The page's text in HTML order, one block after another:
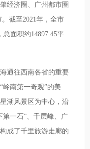
经济圈、广州都市圈
截至2021年，全市
面积约14897.45平
通往西南各省的重要
南第一奇观”的美
湖风景区为中心，沿
第一石”、千层峰、广
成了千里旅游走廊的